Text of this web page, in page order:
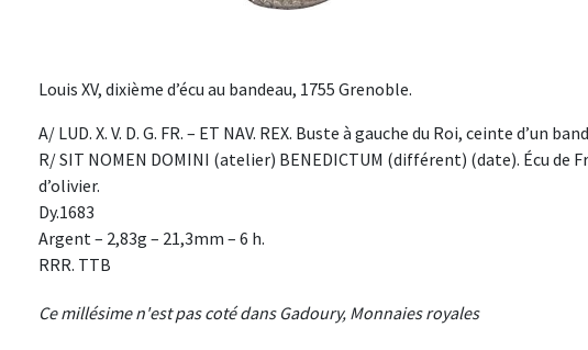
Louis XV, dixième d’écu au bandeau, 1755 Grenoble.
A/ LUD. X. V. D. G. FR. – ET NAV. REX. Buste à gauche du Roi, ceinte d’un
R/ SIT NOMEN DOMINI (atelier) BENEDICTUM (différent) (date). Écu de
d’olivier.
Dy.1683
Argent – 2,83g – 21,3mm – 6 h.
RRR. TTB
Ce millésime n'est pas coté dans Gadoury, Monnaies royales